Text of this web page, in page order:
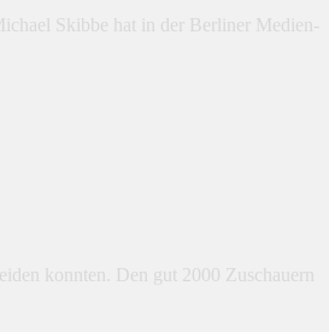
Skibbe hat in der Berliner Medien-
konnten. Den gut 2000 Zuschauern